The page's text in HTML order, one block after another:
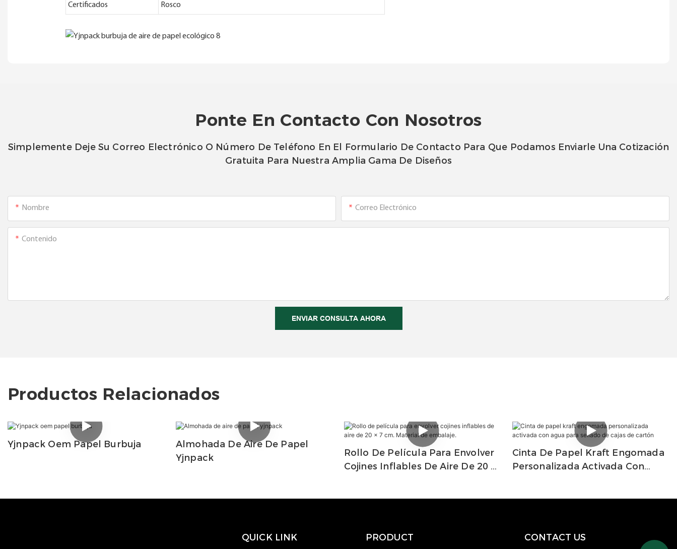
Certificados Rosco
Ponte En Contacto Con Nosotros
Simplemente Deje Su Correo Electrónico O Número De Teléfono En El Formulario De Contacto Para Que Podamos Enviarle Una Cotización
Gratuita Para Nuestra Amplia Gama De Diseños
Nombre Correo Electrónico
Contenido
ENVIAR CONSULTA AHORA
Productos Relacionados
Yjnpack Oem Papel Burbuja
Almohada De Aire De Papel
Yjnpack
Rollo De Película Para Envolver
Cojines Inflables De Aire De 20 X
Cinta De Papel Kraft Engomada
Personalizada Activada Con
QUICK LINK PRODUCT CONTACT US